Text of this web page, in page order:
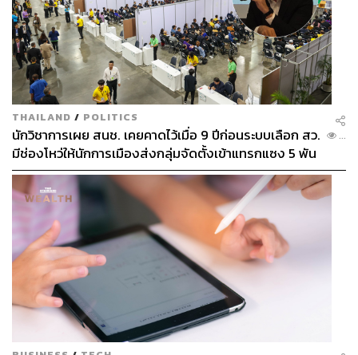
THAILAND / POLITICS
นักวิชาการเผย สนช. เคยคาดไว้เมื่อ 9 ปีก่อนระบบเลือก สว.
มีช่องโหว่ให้นักการเมืองส่งกลุ่มจัดตั้งเข้าแทรกแซง 5 พัน
ล้านยึดประเทศได้
...